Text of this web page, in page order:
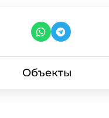
Объекты